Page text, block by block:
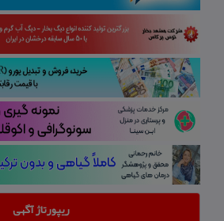
ریپورتاژ آگهی